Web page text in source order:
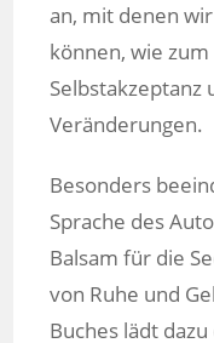
an, mit denen
können, wie
Selbstakzeptanz
Veränderungen.
Besonders
Sprache des
Balsam für die
von Ruhe und
Buches lädt